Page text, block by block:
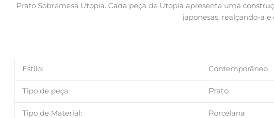
Prato Sobremesa Utopia. Cada peça de Utopia apresenta uma
japonesas, realçando-a
Estilo: Contemporâneo
Tipo de peça: Prato
Tipo de Material: Porcelana